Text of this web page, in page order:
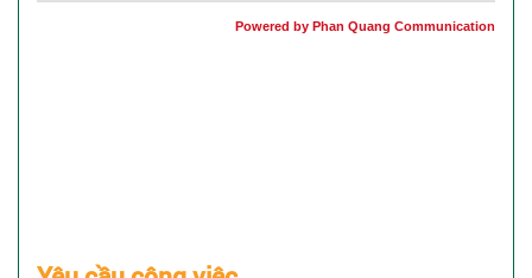
Powered by Phan Quang Communication